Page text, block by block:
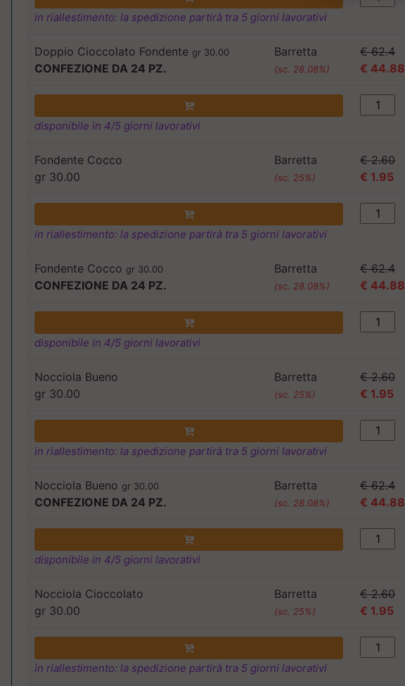
in riallestimento: la spedizione partirà tra 5 giorni lavorativi
Doppio Cioccolato Fondente gr 30.00
CONFEZIONE DA 24 PZ.
Barretta
(sc. 28.08%)
€ 62.4
€ 44.88
disponibile in 4/5 giorni lavorativi
Fondente Cocco
gr 30.00
Barretta
(sc. 25%)
€ 2.60
€ 1.95
in riallestimento: la spedizione partirà tra 5 giorni lavorativi
Fondente Cocco gr 30.00
CONFEZIONE DA 24 PZ.
Barretta
(sc. 28.08%)
€ 62.4
€ 44.88
disponibile in 4/5 giorni lavorativi
Nocciola Bueno
gr 30.00
Barretta
(sc. 25%)
€ 2.60
€ 1.95
in riallestimento: la spedizione partirà tra 5 giorni lavorativi
Nocciola Bueno gr 30.00
CONFEZIONE DA 24 PZ.
Barretta
(sc. 28.08%)
€ 62.4
€ 44.88
disponibile in 4/5 giorni lavorativi
Nocciola Cioccolato
gr 30.00
Barretta
(sc. 25%)
€ 2.60
€ 1.95
in riallestimento: la spedizione partirà tra 5 giorni lavorativi